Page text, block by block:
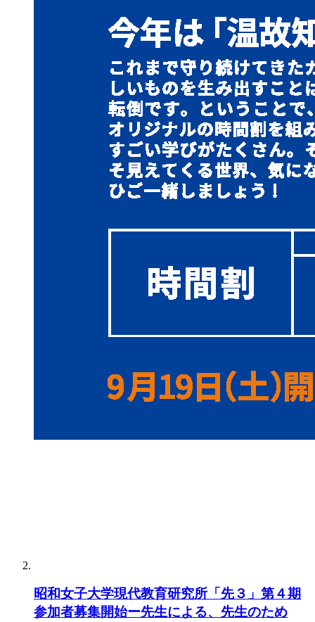
昭和女子大学現代教育研究所「先３」第４期
参加者募集開始ー先生による、先生のため